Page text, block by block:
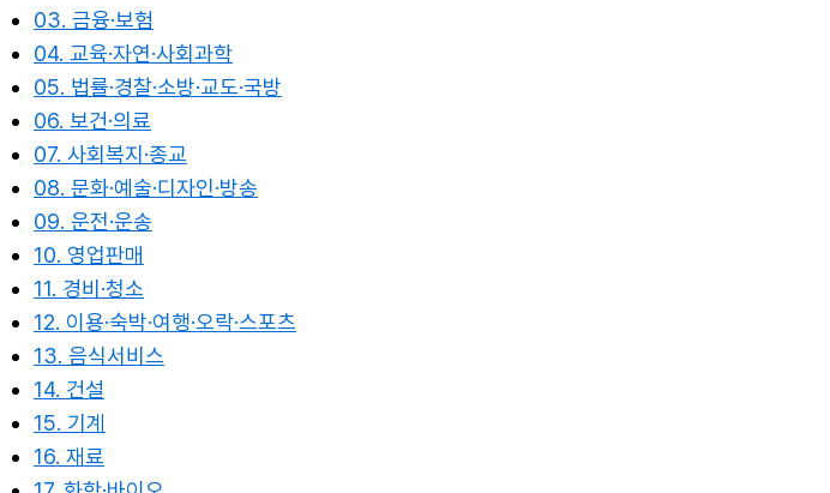
03. 금융·보험
04. 교육·자연·사회과학
05. 법률·경찰·소방·교도·국방
06. 보건·의료
07. 사회복지·종교
08. 문화·예술·디자인·방송
09. 운전·운송
10. 영업판매
11. 경비·청소
12. 이용·숙박·여행·오락·스포츠
13. 음식서비스
14. 건설
15. 기계
16. 재료